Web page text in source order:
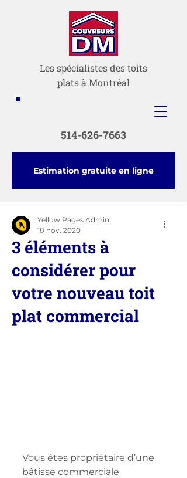
Les spécialistes des toits
plats à Montréal
514-626-7663
Estimation gratuite en ligne
3 éléments à
considérer pour
votre nouveau toit
plat commercial
Yellow Pages Admin
18 nov. 2020
Vous êtes propriétaire d’une
bâtisse commerciale